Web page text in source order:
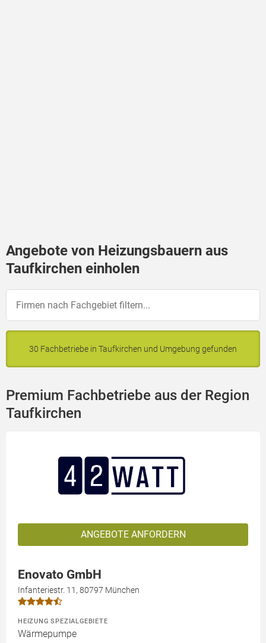
Angebote von Heizungsbauern aus
Taufkirchen einholen
30 Fachbetriebe in Taufkirchen und Umgebung gefunden
Premium Fachbetriebe aus der Region
Taufkirchen
ANGEBOTE ANFORDERN
Enovato GmbH
Infanteriestr. 11, 80797 München
HEIZUNG SPEZIALGEBIETE
Wärmepumpe